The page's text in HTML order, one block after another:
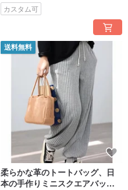
カスタム可
送料無料
柔らかな革のトートバッグ、日
本の手作りミニスクエアバッ